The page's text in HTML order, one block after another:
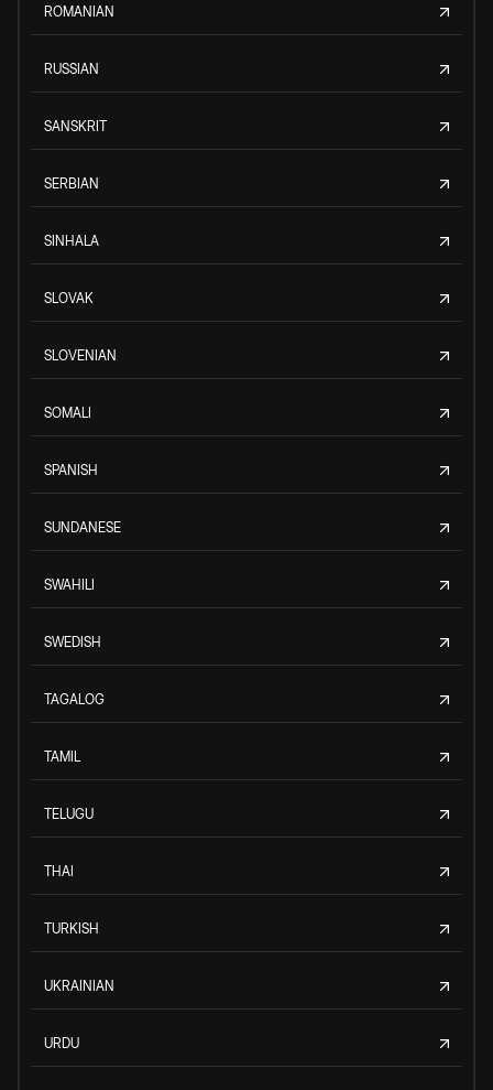
ROMANIAN
RUSSIAN
SANSKRIT
SERBIAN
SINHALA
SLOVAK
SLOVENIAN
SOMALI
SPANISH
SUNDANESE
SWAHILI
SWEDISH
TAGALOG
TAMIL
TELUGU
THAI
TURKISH
UKRAINIAN
URDU